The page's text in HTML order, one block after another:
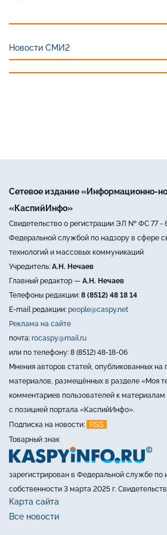
Новости СМИ2
Сетевое издание «Информационно-
«КаспийИнфо»
Свидетельство о регистрации ЭЛ № ФС 77 -
Федеральной службой по надзору в сфере
технологий и массовых коммуникаций
Учредитель: А.Н. Нечаев
Главный редактор — А.Н. Нечаев
Телефоны редакции: 8 (8512) 48 18 14
E-mail редакции: people@caspy.net
Реклама на сайте
почта: rocaspy@mail.ru
или по телефону: 8 (8512) 48-18-06
Мнения авторов статей, опубликованных
материалов, размещённых в разделе «Моя
комментариев пользователей к материалам
с позицией портала «КаспийИнфо».
Подписка на новости:
RSS
Товарный знак
зарегистрирован в Федеральной службе по
собственности 3 марта 2025 г.
Карта сайта
Все новости